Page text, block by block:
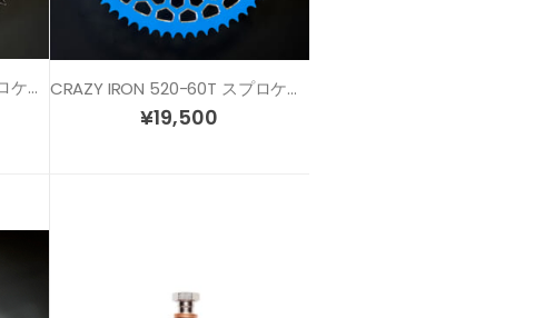
CRAZY IRON 520-60T スプロケット ブラックカラー CRAZY IRON 520-60T スプロケット ブルーカラー
¥19,500